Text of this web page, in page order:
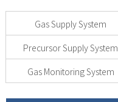
Gas Supply System
Precursor Supply System
Gas Monitoring System